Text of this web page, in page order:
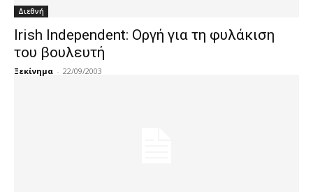
Διεθνή
Irish Independent: Οργή για τη φυλάκιση
του βουλευτή
Ξεκίνημα - 22/09/2003